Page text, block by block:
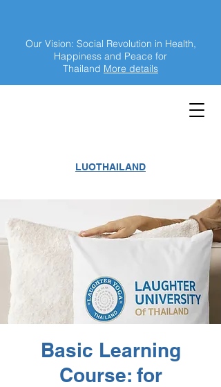
LUOTHAILAND
Our Vision: Social Revolution in Health,
Happiness and Peace for
Thailand More details
Basic Learning
Course: for